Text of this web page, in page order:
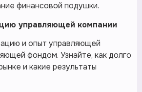
финансовой подушки.
управляющей компании
и опыт управляющей
фондом. Узнайте, как долго
и какие результаты